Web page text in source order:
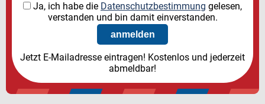
Ja, ich habe die Datenschutzbestimmung gelesen,
verstanden und bin damit einverstanden.
Jetzt E-Mailadresse eintragen! Kostenlos und jederzeit
abmeldbar!